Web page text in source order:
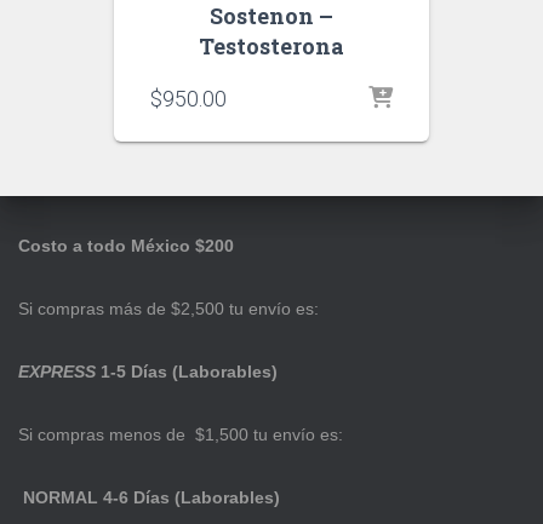
Sostenon –
Testosterona
$950.00
Costo a todo México $200
Si compras más de $2,500 tu envío es:
EXPRESS 1-5 Días (Laborables)
Si compras menos de $1,500 tu envío es:
NORMAL 4-6 Días (Laborables)